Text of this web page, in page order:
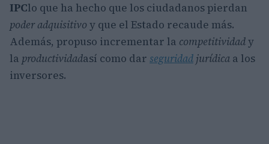
IPClo que ha hecho que los ciudadanos pierdan
poder adquisitivo y que el Estado recaude más.
Además, propuso incrementar la competitividady
la productividadasí como dar seguridad jurídica a los
inversores.